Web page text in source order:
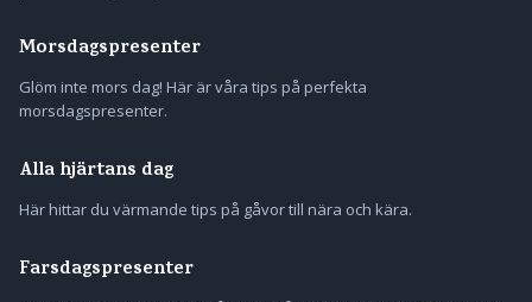
Morsdagspresenter
Glöm inte mors dag! Här är våra tips på perfekta
morsdagspresenter.
Alla hjärtans dag
Här hittar du värmande tips på gåvor till nära och kära.
Farsdagspresenter